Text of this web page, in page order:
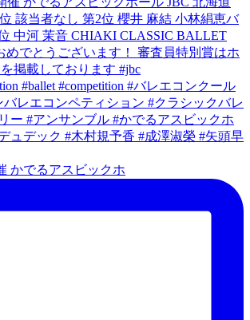
かでるアスビックホ